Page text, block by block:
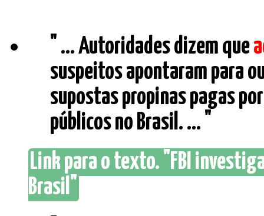
" ... Autoridades dizem que
suspeitos apontaram para
supostas propinas pagas
públicos no Brasil. ... "
Link para o texto. "FBI
Brasil"